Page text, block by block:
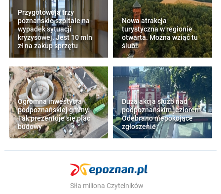
Przygotowują trzy
poznańskie szpitale na
wypadek sytuacji
kryzysowej. Jest 10 mln
zł na zakup sprzętu
Nowa atrakcja
turystyczna w regionie
otwarta. Można wziąć tu
ślub!
Ogromna inwestycja
podpoznańskiej gminy.
Tak prezentuje się plac
budowy
Duża akcja służb nad
podpoznańskim jeziorem.
Odebrano niepokojące
zgłoszenie
Siła miliona Czytelników